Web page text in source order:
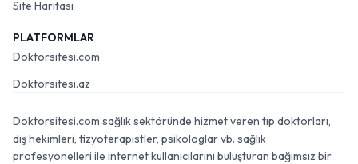
Site Haritası
PLATFORMLAR
Doktorsitesi.com
Doktorsitesi.az
Doktorsitesi.com sağlık sektöründe hizmet veren tıp doktorları,
diş hekimleri, fizyoterapistler, psikologlar vb. sağlık
profesyonelleri ile internet kullanıcılarını buluşturan bağımsız bir